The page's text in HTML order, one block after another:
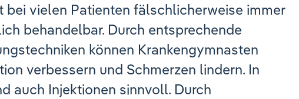
bei vielen Patienten fälschlicherweise immer
behandelbar. Durch entsprechende
können Krankengymnasten
verbessern und Schmerzen lindern. In
auch Injektionen sinnvoll. Durch